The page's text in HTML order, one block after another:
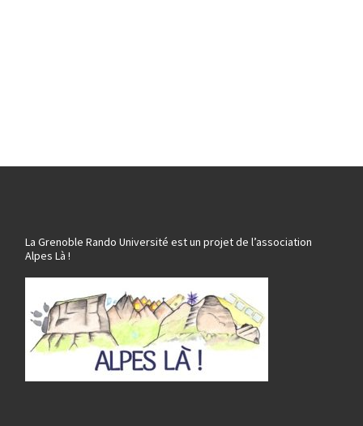
La Grenoble Rando Université est un projet de l’association
Alpes Là !